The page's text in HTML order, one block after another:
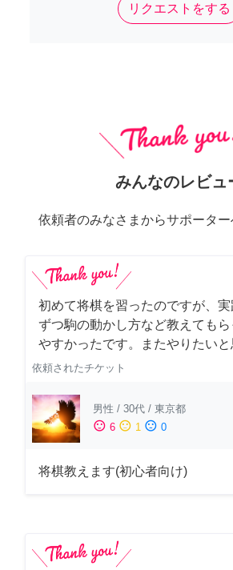
リクエストをする
みんなのレビュ
依頼者のみなさまからサポータ
初めて将棋を習ったのですが、
ずつ駒の動かし方など教えてもら
やすかったです。またやりたいと
依頼されたチケット
男性 / 30代 / 東京都
sentiment_satisfied 6 sentiment_neutral 1 sentiment_dissatisfied 0
将棋教えます(初心者向け)